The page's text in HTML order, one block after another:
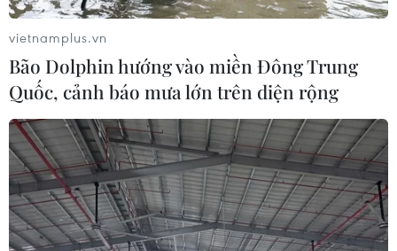
CƠ QUAN CHỦ QUẢN: THÔNG TẤN XÃ VIỆT NAM
Tổng Biên tập: TRẦN TIẾN DUẨN
Phó Tổng Biên tập: NGUYỄN THỊ TÁM, KHÚC THANH
THỦY
Sở hữu trí tuệ Quy định sử dụng
vietnamplus.vn
Bão Dolphin hướng vào miền Đông Trung
Quốc, cảnh báo mưa lớn trên diện rộng